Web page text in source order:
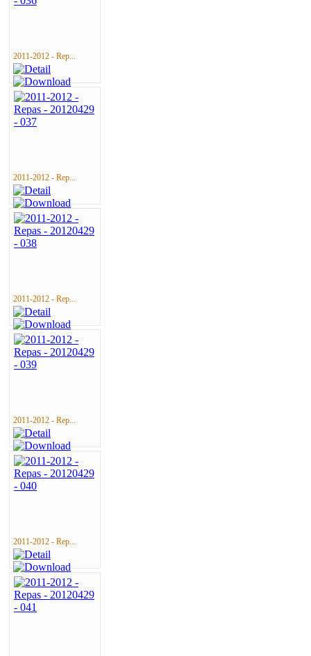
2011-2012 - Rep...
2011-2012 - Rep...
2011-2012 - Rep...
2011-2012 - Rep...
2011-2012 - Rep...